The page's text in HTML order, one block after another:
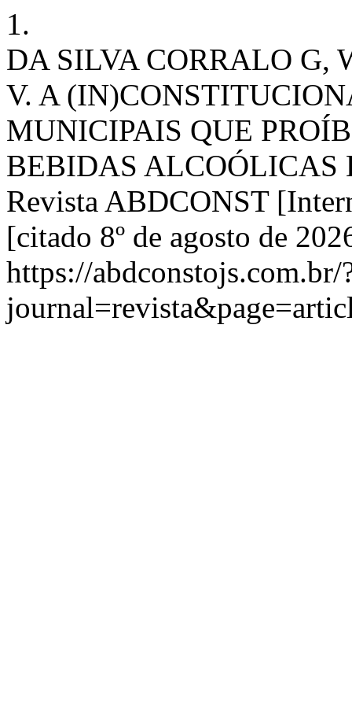
1.
DA SILVA CORRALO G,
V. A
MUNICIPAIS QUE
BEBIDAS ALCOÓLICAS
Revista ABDCONST
[citado 8º de agosto de
https://abdconstojs.com.br/